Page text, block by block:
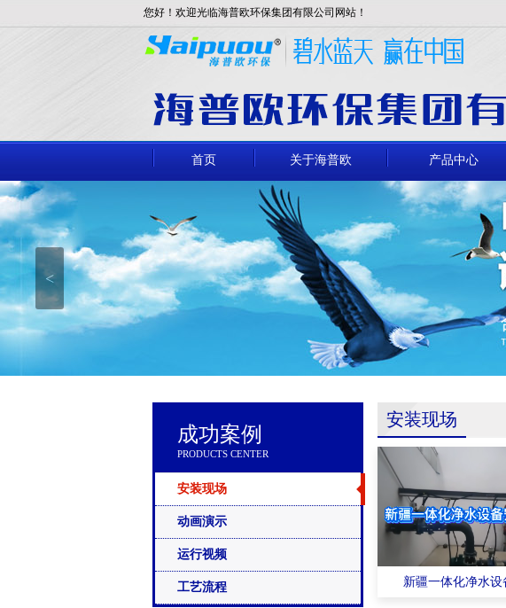
您好！欢迎光临海普欧环保集团有限公司网站！
首页 关于海普欧 产品中心
<
成功案例
PRODUCTS CENTER
安装现场
动画演示
运行视频
工艺流程
安装现场
新疆一体化净水设